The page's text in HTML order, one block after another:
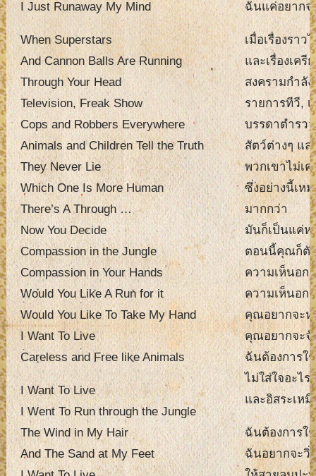
I Just Runaway My Mind
When Superstars
And Cannon Balls Are Running
Through Your Head
Television, Freak Show
Cops and Robbers Everywhere
Animals and Children Tell the Truth
They Never Lie
Which One Is More Human
There’s A Through …
Now You Decide
Compassion in the Jungle
Compassion in Your Hands
Would You Like A Run for it
Would You Like To Take My Hand
I Want To Live
Careless and Free like Animals
I Want To Live
I Went To Run through the Jungle
The Wind in My Hair
And The Sand at My Feet
ฉันแค่อยากจ
เมื่อเรื่องราว
และเรื่องเครี
สงครามกำลั
รายการทีวี,
บรรดาตำรว
สัตว์ต่างๆ แล
พวกเขาไม่เ
ซึ่งอย่างนี้เห
มากกว่า
มันก็เป็นแค่ห
ตอนนี้คุณก็ตัด
ความเห็นอก
ความเห็นอก
คุณอยากจะ
คุณอยากจะจั
ฉันต้องการใ
ไม่ใส่ใจอะไร
และอิสระเห
ฉันต้องการใ
ฉันอยากจะวิ่